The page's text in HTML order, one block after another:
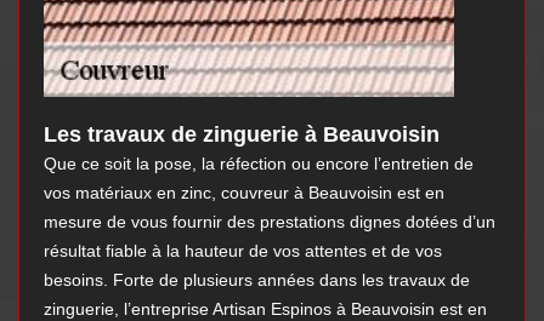
Les travaux de zinguerie à Beauvoisin
Que ce soit la pose, la réfection ou encore l’entretien de
vos matériaux en zinc, couvreur à Beauvoisin est en
mesure de vous fournir des prestations dignes dotées d’un
résultat fiable à la hauteur de vos attentes et de vos
besoins. Forte de plusieurs années dans les travaux de
zinguerie, l’entreprise Artisan Espinos à Beauvoisin est en